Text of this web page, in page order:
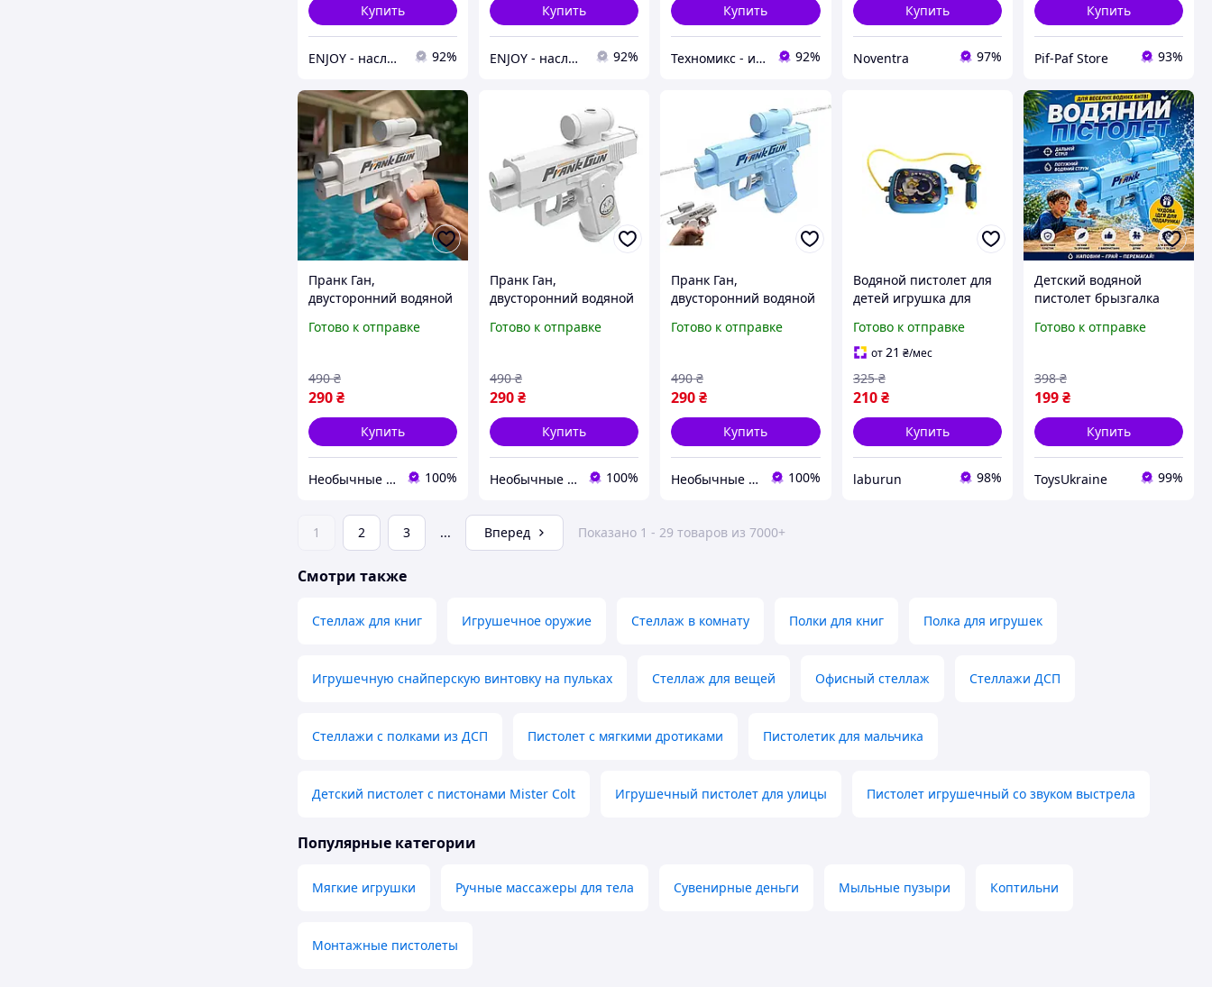
Купить
ENJOY - наслаждайтесь покупками вместе с нами! 92%
Купить
ENJOY - наслаждайтесь покупками вместе с нами! 92%
Купить
Техномикс - интернет - магазин качественной техники, электроники и других товаров для дома и работы 92%
Купить
Noventra 97%
Купить
Pif-Paf Store 93%
Пранк Ган,
двусторонний водяной
розыгрышей, бластер с
игрушка белый Код 00-
0659
Готово к отправке
290₴
490 ₴
Купить
Необычные товары 100%
Пранк Ган,
двусторонний водяной
розыгрышей, бластер с
игрушка белый Код 00-
0666
Готово к отправке
290₴
490 ₴
Купить
Необычные товары 100%
Пранк Ган,
двусторонний водяной
розыгрышей, бластер с
игрушка синий Код 00-
0668
Готово к отправке
290₴
490 ₴
Купить
Необычные товары 100%
Водяной пистолет для
детей игрушка для
Готово к отправке
от21 ₴/мес
210 ₴
325 ₴
Купить
laburun 98%
Детский водяной
пистолет брызгалка
игрушка для летнего
Готово к отправке
199₴
398 ₴
Купить
ToysUkraine 99%
1 2 3 ... Вперед Показано 1 - 29 товаров из 7000+
Смотри также
Стеллаж для книг Игрушечное оружие Стеллаж в комнату Полки для книг Полка для игрушек
Игрушечную снайперскую винтовку на пульках Стеллаж для вещей Офисный стеллаж Стеллажи ДСП
Стеллажи с полками из ДСП Пистолет с мягкими дротиками Пистолетик для мальчика
Детский пистолет с пистонами Mister Colt Игрушечный пистолет для улицы Пистолет игрушечный со звуком выстрела
Популярные категории
Мягкие игрушки Ручные массажеры для тела Сувенирные деньги Мыльные пузыри Коптильни
Монтажные пистолеты